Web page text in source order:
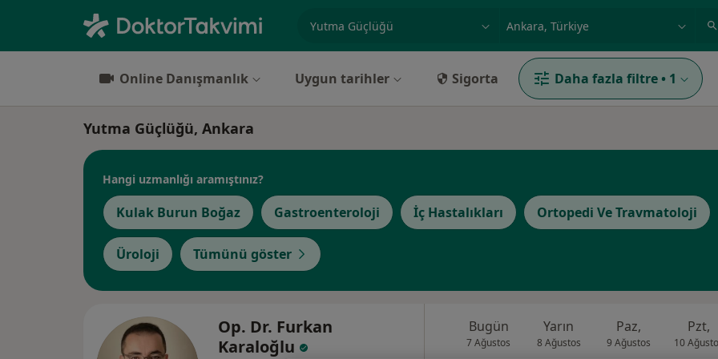
Online Danışmanlık Uygun tarihler Sigorta Daha fazla filtre • 1
Yutma Güçlüğü, Ankara
Hangi uzmanlığı aramıştınız?
Kulak Burun Boğaz Gastroenteroloji İç Hastalıkları Ortopedi Ve Travmatoloji
Üroloji Tümünü göster
Op. Dr. Furkan
Karaloğlu
Bugün
7 Ağustos
Yarın
8 Ağustos
Paz,
9 Ağustos
Pzt,
10